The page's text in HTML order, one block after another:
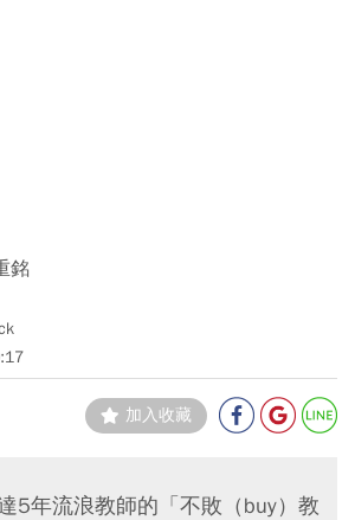
銘
加入收藏
5年流浪教師的「不敗（buy）教